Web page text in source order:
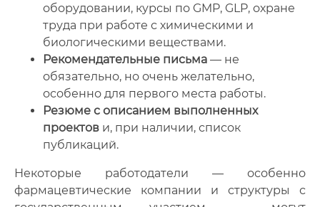
оборудовании, курсы по GMP, GLP, охране
труда при работе с химическими и
биологическими веществами.
Рекомендательные письма — не
обязательно, но очень желательно,
особенно для первого места работы.
Резюме с описанием выполненных
проектов и, при наличии, список
публикаций.
Некоторые работодатели — особенно
фармацевтические компании и структуры с